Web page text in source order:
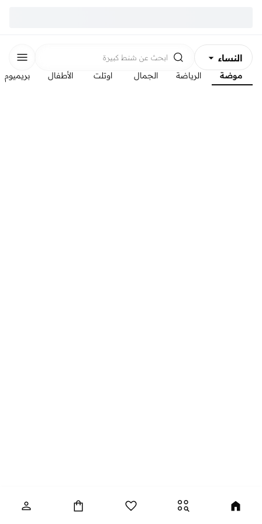
النساء
الرجال
ابحث عن شنط كبيرة
موضة الرياضة الجمال اوتلت الأطفال بريميوم